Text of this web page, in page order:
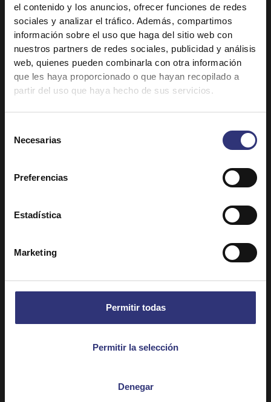
el contenido y los anuncios, ofrecer funciones de redes
sociales y analizar el tráfico. Además, compartimos
información sobre el uso que haga del sitio web con
nuestros partners de redes sociales, publicidad y análisis
web, quienes pueden combinarla con otra información
que les haya proporcionado o que hayan recopilado a
partir del uso que haya hecho de sus servicios.
Necesarias
Preferencias
Estadística
Marketing
Permitir todas
Permitir la selección
Denegar
1 cucharada de chile rojo en polvo
1 cucharada de cilantro en polvo
1/2 taza de yogur
1 taza de puré de tomate fresco
1 cucharadita de garam masala en polvo
2 cucharadas de hojas de menta fresca picadas
1 pellizco grande de azafrán remojado en 2
1 puñado de anacardos